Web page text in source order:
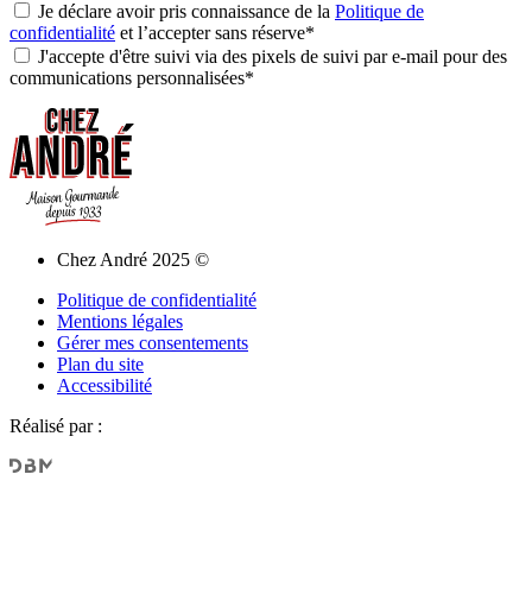
Je déclare avoir pris connaissance de la Politique de
confidentialité et l’accepter sans réserve*
J'accepte d'être suivi via des pixels de suivi par e-mail pour des
communications personnalisées*
Chez André 2025 ©
Politique de confidentialité
Mentions légales
Gérer mes consentements
Plan du site
Accessibilité
Réalisé par :